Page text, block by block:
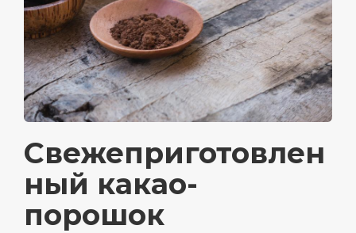
Свежеприготовлен
ный какао-
порошок